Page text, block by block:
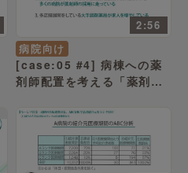
2:56
病院向け
[case:05 #4] 病棟への薬
剤師配置を考える「薬剤部
経営ケーススタディー ）